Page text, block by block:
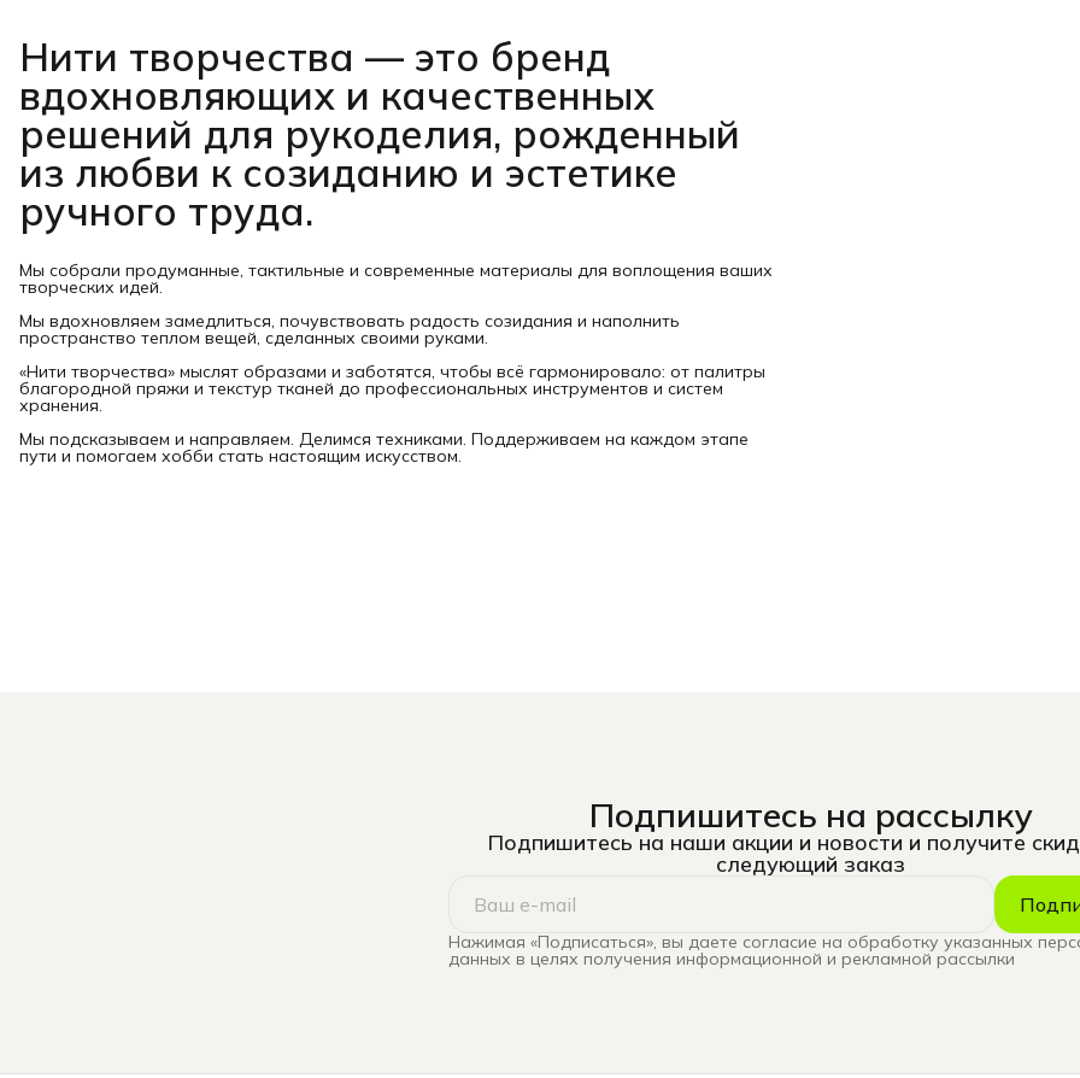
Нити творчества — это бренд
вдохновляющих и качественных
решений для рукоделия, рожденный
из любви к созиданию и эстетике
ручного труда.
Мы собрали продуманные, тактильные и современные материалы для воплощения ваших
творческих идей.
Мы вдохновляем замедлиться, почувствовать радость созидания и наполнить
пространство теплом вещей, сделанных своими руками.
«Нити творчества» мыслят образами и заботятся, чтобы всё гармонировало: от палитры
благородной пряжи и текстур тканей до профессиональных инструментов и систем
хранения.
Мы подсказываем и направляем. Делимся техниками. Поддерживаем на каждом этапе
пути и помогаем хобби стать настоящим искусством.
Подпишитесь на рассылку
Подпишитесь на наши акции и новости и получите
следующий заказ
Нажимая «Подписаться», вы даете согласие на обработку указанных
данных в целях получения информационной и рекламной рассылки